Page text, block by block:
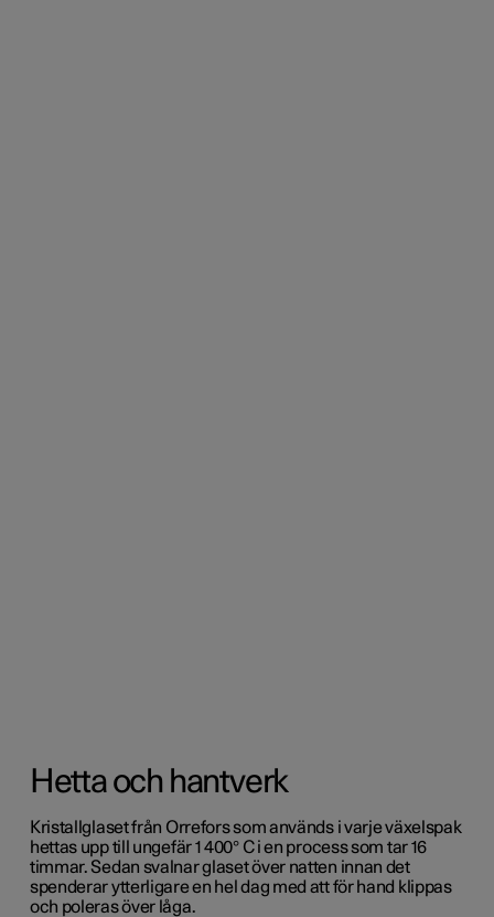
Hetta och hantverk
Kristallglaset från Orrefors som används i varje växelspak
hettas upp till ungefär 1 400° C i en process som tar 16
timmar. Sedan svalnar glaset över natten innan det
spenderar ytterligare en hel dag med att för hand klippas
och poleras över låga.